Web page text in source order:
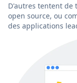
D'autres tentent de
open source, ou
des applications